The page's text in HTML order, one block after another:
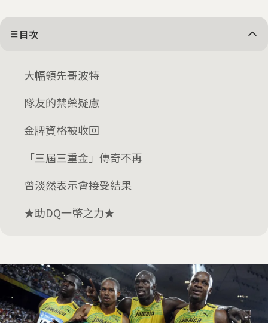
目次
大幅領先哥波特
隊友的禁藥疑慮
金牌資格被收回
「三屆三重金」傳奇不再
曾淡然表示會接受結果
★助DQ一幣之力★